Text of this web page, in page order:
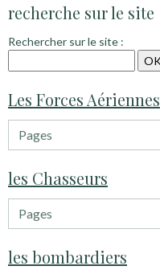
recherche sur le site
Rechercher sur le site :
Les Forces Aériennes
les Chasseurs
les bombardiers